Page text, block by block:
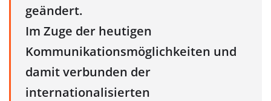
geändert.
Im Zuge der heutigen
Kommunikationsmöglichkeiten und
damit verbunden der
internationalisierten